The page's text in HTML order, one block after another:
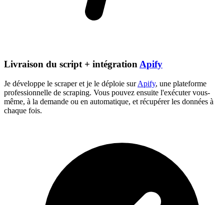
Livraison du script + intégration Apify
Je développe le scraper et je le déploie surApify, une plateforme
professionnelle de scraping. Vous pouvez ensuite l'exécuter vous-
même, à la demande ou en automatique, et récupérer les données à
chaque fois.